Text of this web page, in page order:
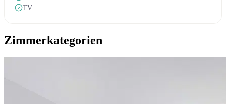
TV
Zimmerkategorien